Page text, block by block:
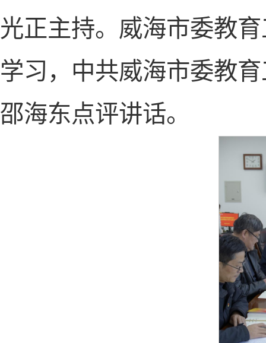
光正主持。威海市委教
学习，中共威海市委教
邵海东点评讲话。